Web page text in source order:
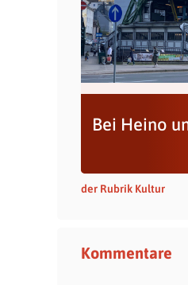
Bei Heino
der Rubrik Kultur
Kommentare